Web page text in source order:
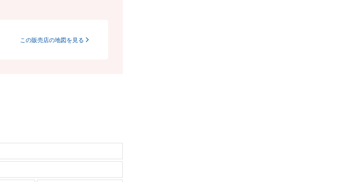
この販売店の地図を見る